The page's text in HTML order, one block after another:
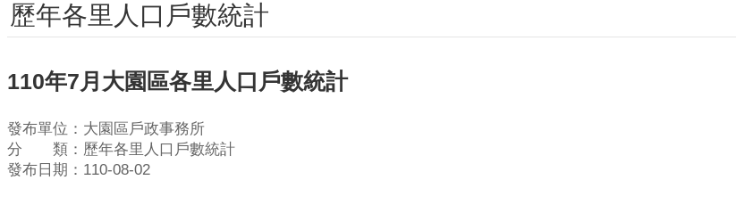
歷年各里人口戶數統計
110年7月大園區各里人口戶數統計
發布單位：大園區戶政事務所
分 類：歷年各里人口戶數統計
發布日期：110-08-02